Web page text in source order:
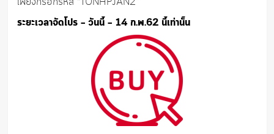
ระยะเวลาจัดโปร – วันนี้ – 14 ก.พ.62 นี้เท่านั้น